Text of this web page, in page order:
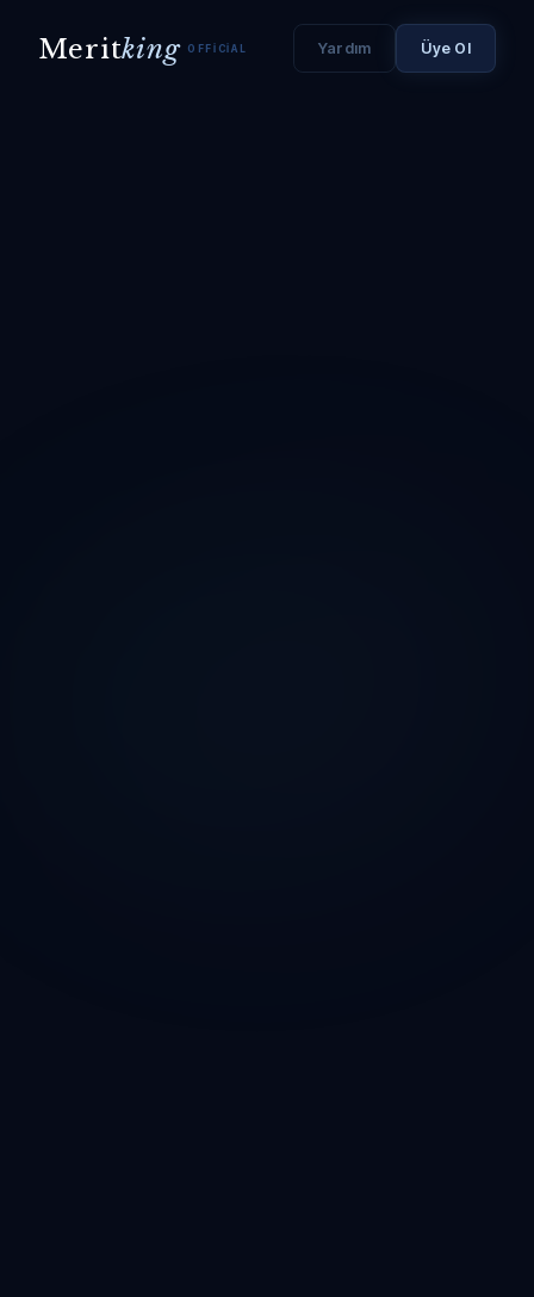
Meritking OFFICIAL Yardım Üye Ol